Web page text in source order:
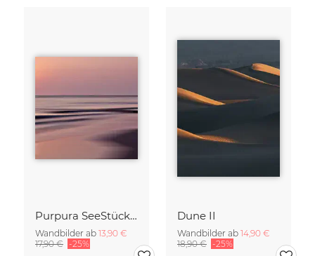
Purpura SeeStück No.18
Wandbilder ab 13,90 €
17,90 € -25%
Dune II
Wandbilder ab 14,90 €
18,90 € -25%